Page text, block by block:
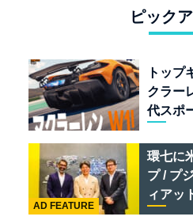
ピック
トップ
クラー
代スポ
リオ /ベ
ポーツ
環七に
プ / プ
ィアッ
クルマ
AD FEATURE